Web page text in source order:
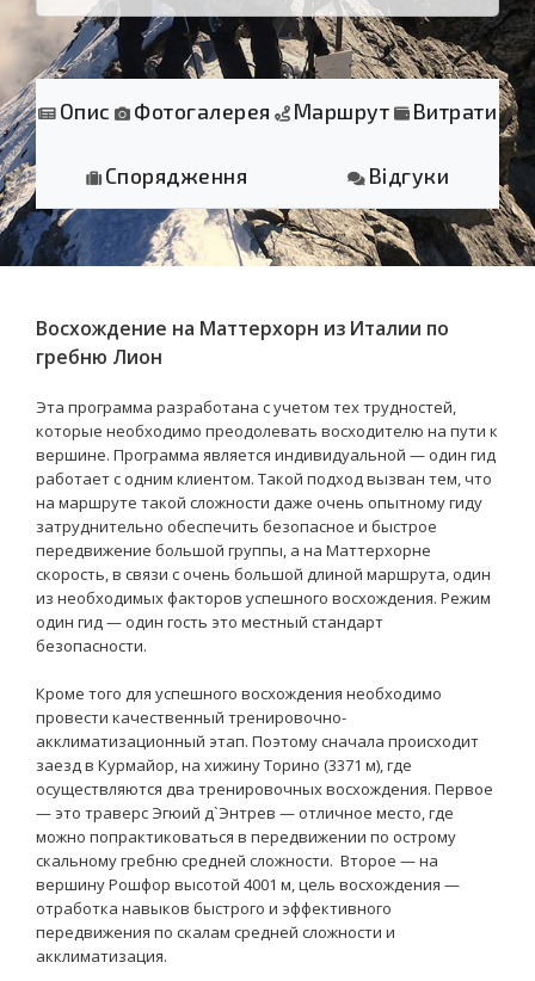
Опис Фотогалерея Маршрут Витрати
Спорядження Відгуки
Восхождение на Маттерхорн из Италии по
гребню Лион
Эта программа разработана с учетом тех трудностей,
которые необходимо преодолевать восходителю на пути к
вершине. Программа является индивидуальной — один гид
работает с одним клиентом. Такой подход вызван тем, что
на маршруте такой сложности даже очень опытному гиду
затруднительно обеспечить безопасное и быстрое
передвижение большой группы, а на Маттерхорне
скорость, в связи с очень большой длиной маршрута, один
из необходимых факторов успешного восхождения. Режим
один гид — один гость это местный стандарт
безопасности.
Кроме того для успешного восхождения необходимо
провести качественный тренировочно-
акклиматизационный этап. Поэтому сначала происходит
заезд в Курмайор, на хижину Торино (3371 м), где
осуществляются два тренировочных восхождения. Первое
— это траверс Эгюий д`Энтрев — отличное место, где
можно попрактиковаться в передвижении по острому
скальному гребню средней сложности. Второе — на
вершину Рошфор высотой 4001 м, цель восхождения —
отработка навыков быстрого и эффективного
передвижения по скалам средней сложности и
акклиматизация.